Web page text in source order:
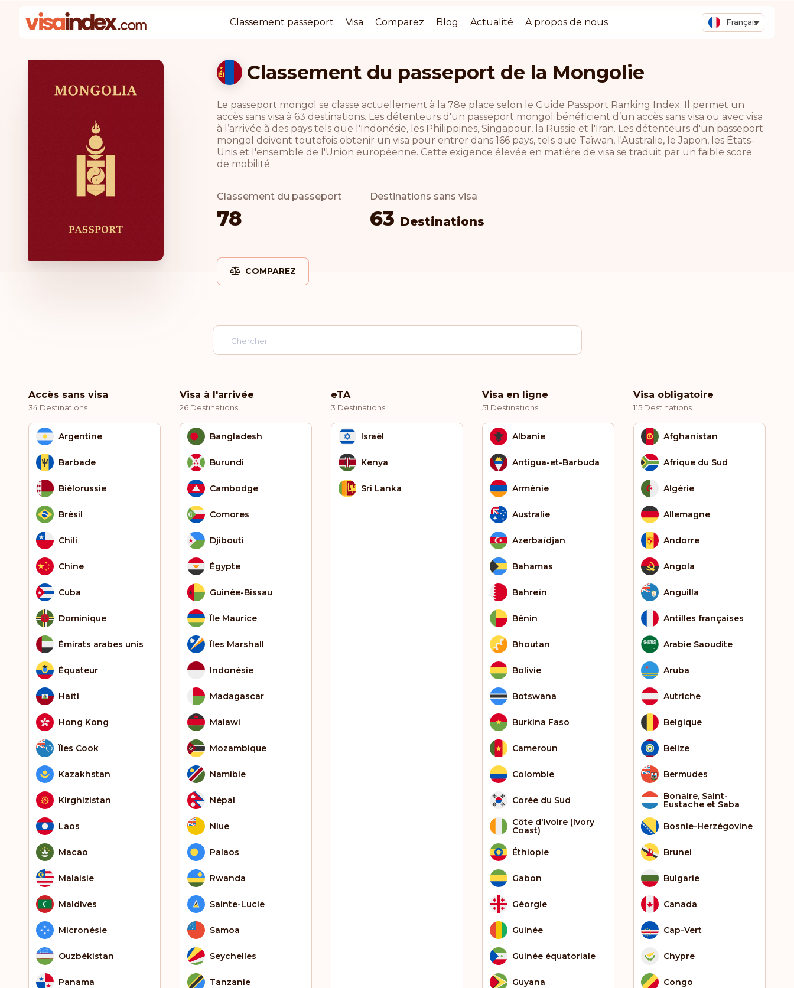
Français
Classement passeport Visa Comparez Blog Actualité A propos de nous
Classement du passeport de la Mongolie
Le passeport mongol se classe actuellement à la 78e place selon le Guide Passport Ranking Index. Il permet un
accès sans visa à 63 destinations. Les détenteurs d'un passeport mongol bénéficient d’un accès sans visa ou avec visa
à l’arrivée à des pays tels que l'Indonésie, les Philippines, Singapour, la Russie et l'Iran. Les détenteurs d'un passeport
mongol doivent toutefois obtenir un visa pour entrer dans 166 pays, tels que Taïwan, l'Australie, le Japon, les États-
Unis et l'ensemble de l'Union européenne. Cette exigence élevée en matière de visa se traduit par un faible score
de mobilité.
Classement du passeport
78
Destinations sans visa
63 Destinations
COMPAREZ
Accès sans visa
34 Destinations
Argentine
Barbade
Biélorussie
Brésil
Chili
Chine
Cuba
Dominique
Émirats arabes unis
Équateur
Haïti
Hong Kong
Îles Cook
Kazakhstan
Kirghizistan
Laos
Macao
Malaisie
Maldives
Micronésie
Ouzbékistan
Panama
Visa à l'arrivée
26 Destinations
Bangladesh
Burundi
Cambodge
Comores
Djibouti
Égypte
Guinée-Bissau
Île Maurice
Îles Marshall
Indonésie
Madagascar
Malawi
Mozambique
Namibie
Népal
Niue
Palaos
Rwanda
Sainte-Lucie
Samoa
Seychelles
Tanzanie
eTA
3 Destinations
Israël
Kenya
Sri Lanka
Visa en ligne
51 Destinations
Albanie
Antigua-et-Barbuda
Arménie
Australie
Azerbaïdjan
Bahamas
Bahreïn
Bénin
Bhoutan
Bolivie
Botswana
Burkina Faso
Cameroun
Colombie
Corée du Sud
Côte d'Ivoire (Ivory
Coast)
Éthiopie
Gabon
Géorgie
Guinée
Guinée équatoriale
Guyana
Visa obligatoire
115 Destinations
Afghanistan
Afrique du Sud
Algérie
Allemagne
Andorre
Angola
Anguilla
Antilles françaises
Arabie Saoudite
Aruba
Autriche
Belgique
Belize
Bermudes
Bonaire, Saint-
Eustache et Saba
Bosnie-Herzégovine
Brunei
Bulgarie
Canada
Cap-Vert
Chypre
Congo